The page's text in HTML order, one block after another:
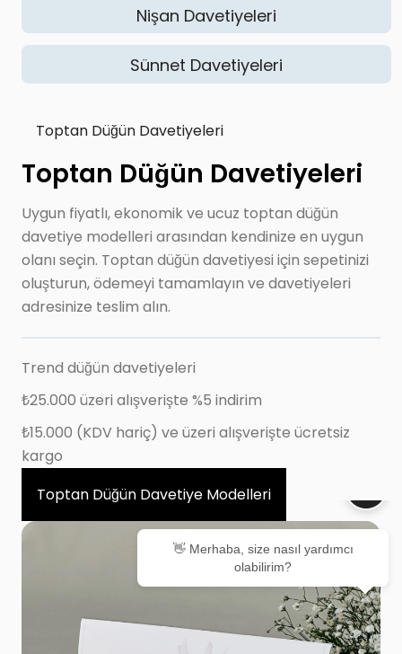
Nişan Davetiyeleri
Sünnet Davetiyeleri
Toptan Düğün Davetiyeleri
Toptan Düğün Davetiyeleri
Uygun fiyatlı, ekonomik ve ucuz toptan düğün
davetiye modelleri arasından kendinize en uygun
olanı seçin. Toptan düğün davetiyesi için sepetinizi
oluşturun, ödemeyi tamamlayın ve davetiyeleri
adresinize teslim alın.
Trend düğün davetiyeleri
₺25.000 üzeri alışverişte %5 indirim
₺15.000 (KDV hariç) ve üzeri alışverişte ücretsiz
kargo
Toptan Düğün Davetiye Modelleri